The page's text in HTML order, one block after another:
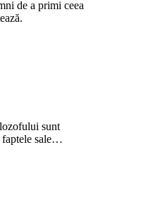
de a primi ceea
sunt
faptele sale…